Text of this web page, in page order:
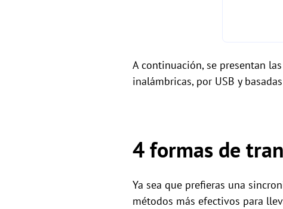
A continuación, se presentan
inalámbricas, por USB y
4 formas de
Ya sea que prefieras una
métodos más efectivos para